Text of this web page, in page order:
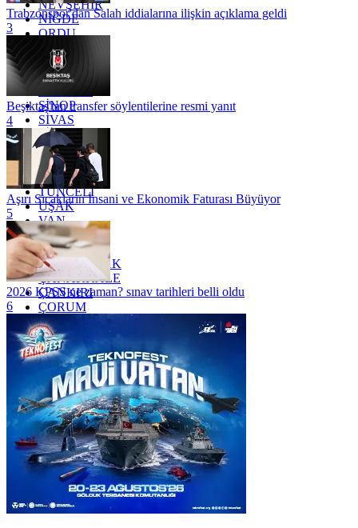
NEVŞEHİR
NİĞDE
ORDU
OSMANİYE
RİZE
SAKARYA
SİNOP
SİVAS
SİİRT
TEKİRDAĞ
TOKAT
TRABZON
TUNCELİ
UŞAK
VAN
YALOVA
YOZGAT
ZONGULDAK
ÇANAKKALE
ÇANKIRI
ÇORUM
İSTANBUL
İZMİR
ŞANLIURFA
ŞIRNAK
Trabzonspor'dan Salah iddialarına ilişkin açıklama geldi
3
Beşiktaş'tan transfer söylentilerine resmi yanıt
4
Aşırı Sıcakların İnsani ve Ekonomik Faturası Büyüyor
5
2026 KPSS ne zaman? sınav tarihleri belli oldu
6